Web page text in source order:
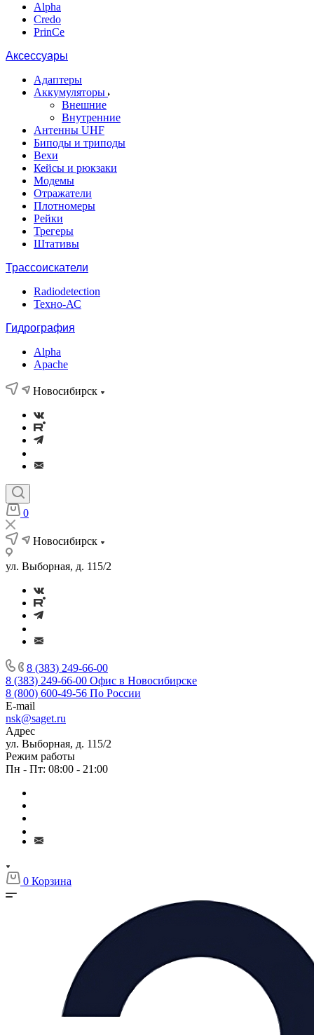
Alpha
Credo
PrinCe
Аксессуары
Адаптеры
Аккумуляторы
Внешние
Внутренние
Антенны UHF
Биподы и триподы
Вехи
Кейсы и рюкзаки
Модемы
Отражатели
Плотномеры
Рейки
Трегеры
Штативы
Трассоискатели
Radiodetection
Техно-АС
Гидрография
Alpha
Apache
Новосибирск
0
Новосибирск
ул. Выборная, д. 115/2
8 (383) 249-66-00
8 (383) 249-66-00 Офис в Новосибирске
8 (800) 600-49-56 По России
E-mail
nsk@saget.ru
Адрес
ул. Выборная, д. 115/2
Режим работы
Пн - Пт: 08:00 - 21:00
0 Корзина